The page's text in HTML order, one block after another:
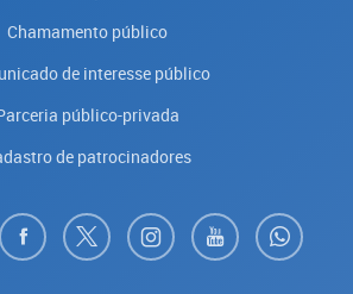
Chamamento público
de interesse público
público-privada
de patrocinadores